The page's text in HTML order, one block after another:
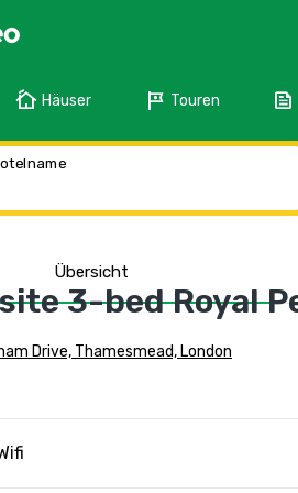
cottage Häuser tour Touren feed
Übersicht
3-bed Royal
Drive, Thamesmead, London